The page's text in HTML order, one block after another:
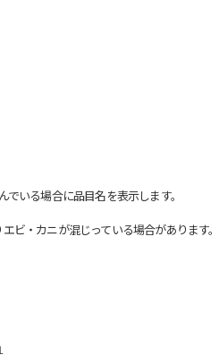
いる場合に品目名を表示します。
・カニが混じっている場合があります